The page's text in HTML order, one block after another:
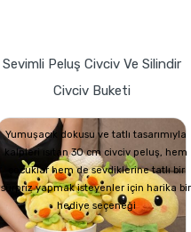
Sevimli Peluş Civciv Ve Silindir
Civciv Buketi
Yumuşacık dokusu ve tatlı tasarımıyla
kalpleri ısıtan 30 cm civciv peluş, hem
çocuklar hem de sevdiklerine tatlı bir
sürpriz yapmak isteyenler için harika bir
hediye seçeneği